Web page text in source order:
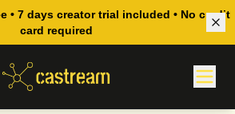
• 7 days creator trial included • No credit
card required